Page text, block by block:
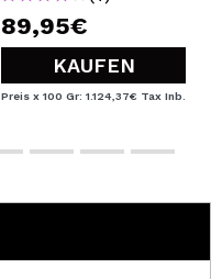
89,95€
KAUFEN
Preis x 100 Gr: 1.124,37€ Tax Inb.